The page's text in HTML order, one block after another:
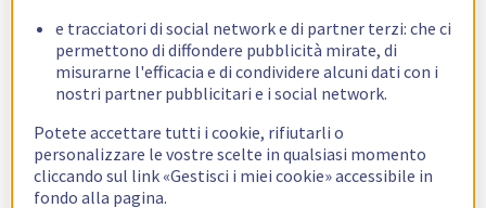
e tracciatori di social network e di partner terzi: che ci
permettono di diffondere pubblicità mirate, di
misurarne l'efficacia e di condividere alcuni dati con i
nostri partner pubblicitari e i social network.
Potete accettare tutti i cookie, rifiutarli o
personalizzare le vostre scelte in qualsiasi momento
cliccando sul link «Gestisci i miei cookie» accessibile in
fondo alla pagina.